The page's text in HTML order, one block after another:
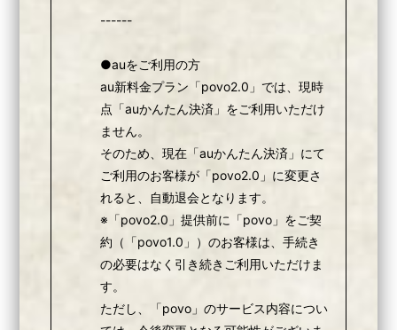
------
●auをご利用の方
au新料金プラン「povo2.0」では、現時
点「auかんたん決済」をご利用いただけ
ません。
そのため、現在「auかんたん決済」にて
ご利用のお客様が「povo2.0」に変更さ
れると、自動退会となります。
※「povo2.0」提供前に「povo」をご契
約（「povo1.0」）のお客様は、手続き
の必要はなく引き続きご利用いただけま
す。
ただし、「povo」のサービス内容につい